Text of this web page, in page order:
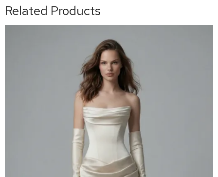
Related Products